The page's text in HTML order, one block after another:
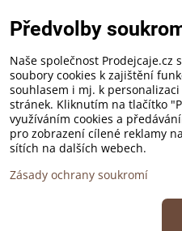
Předvolby
Naše společnost Prodejcaje.cz
soubory cookies k zajištění
souhlasem i mj. k
stránek. Kliknutím na tlačítko
využíváním cookies a
pro zobrazení cílené reklamy
sítích na dalších webech.
Zásady ochrany soukromí